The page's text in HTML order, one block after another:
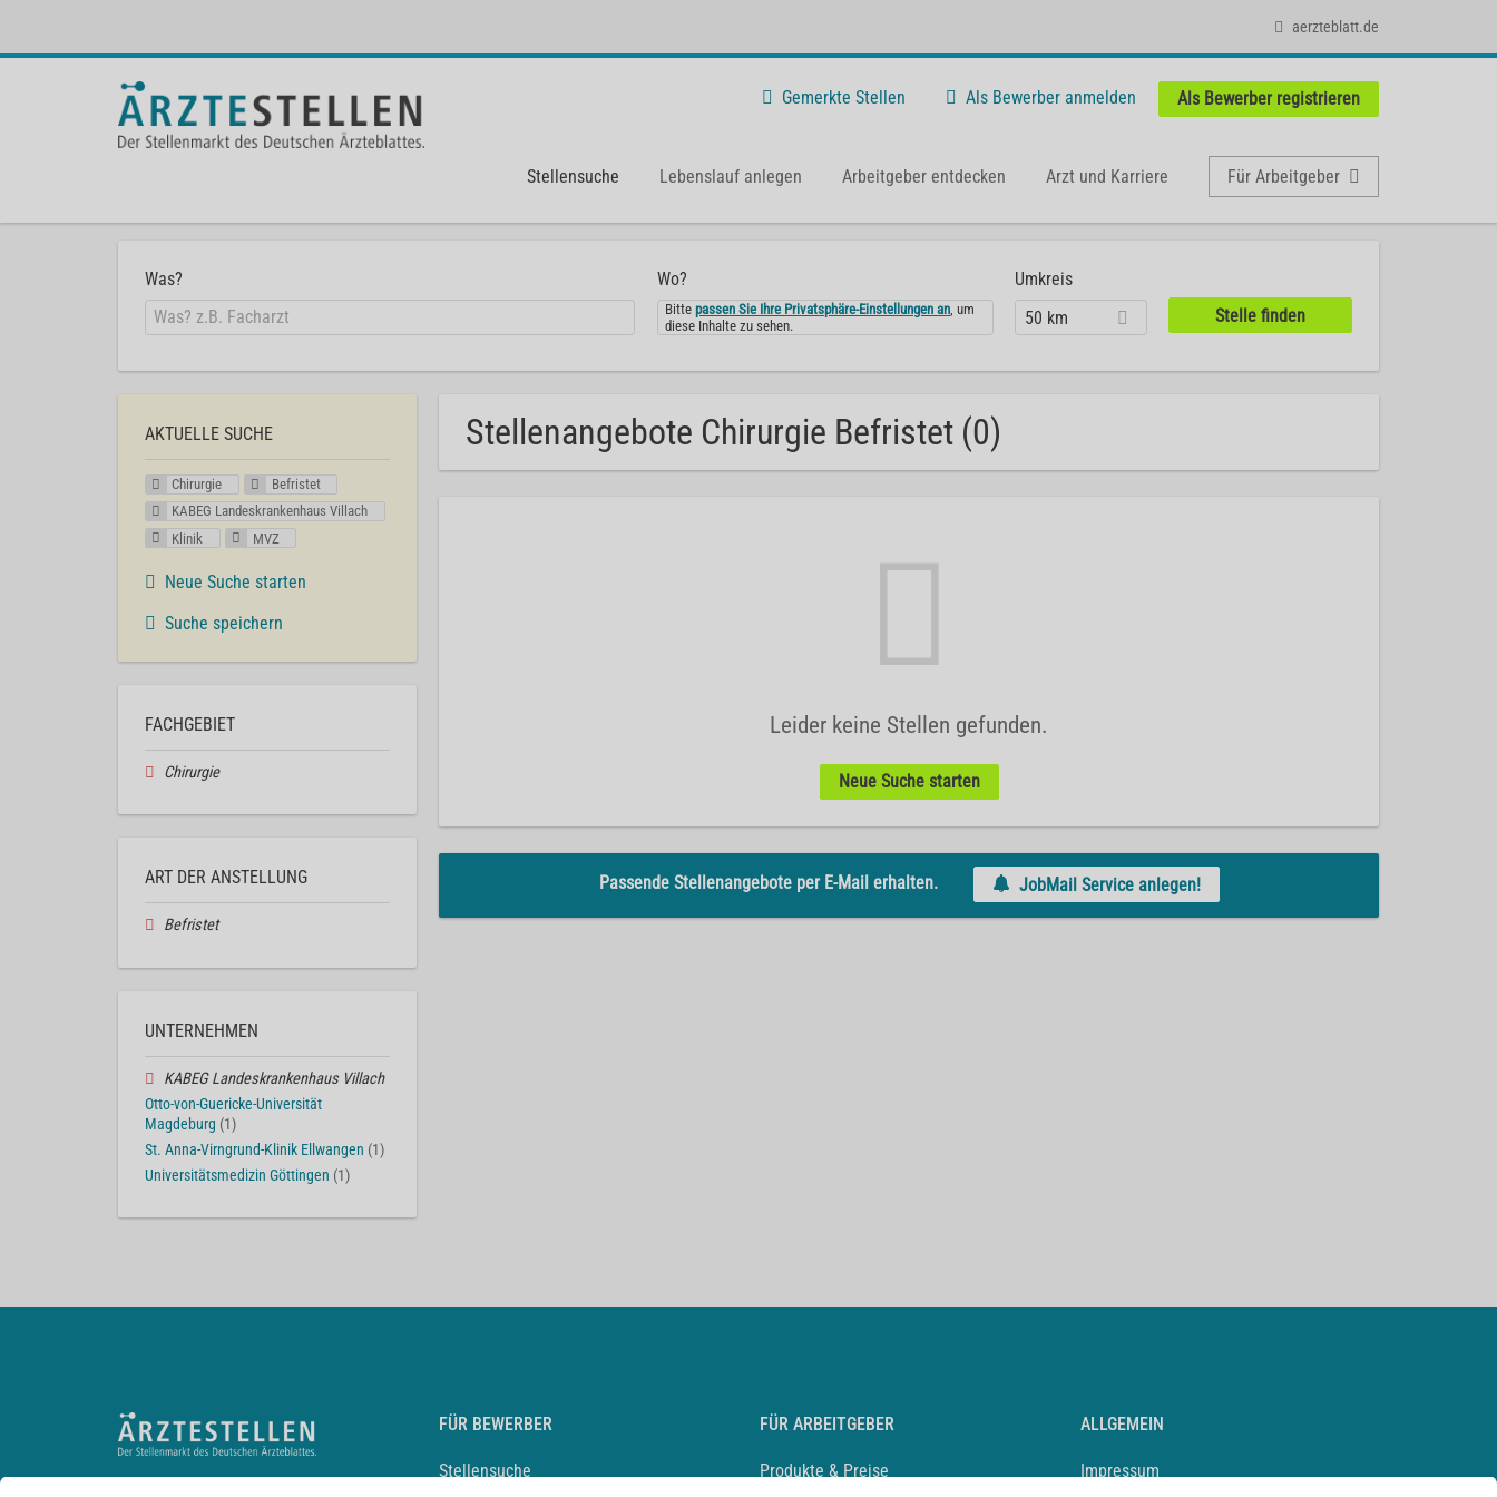
aerzteblatt.de
Gemerkte Stellen Als Bewerber anmelden Als Bewerber registrieren
Stellensuche Lebenslauf anlegen Arbeitgeber entdecken Arzt und Karriere Für Arbeitgeber
Was? Wo?
Bittepassen Sie Ihre Privatsphäre-Einstellungen an, um
diese Inhalte zu sehen.
Umkreis
50 km
Stellenangebote Chirurgie Befristet (0)
Leider keine Stellen gefunden.
Neue Suche starten
Passende Stellenangebote per E-Mail erhalten. JobMail Service anlegen!
AKTUELLE SUCHE
Chirurgie
Befristet
KABEG Landeskrankenhaus Villach
Klinik
MVZ
Neue Suche starten
Suche speichern
FACHGEBIET
Chirurgie
ART DER ANSTELLUNG
Befristet
UNTERNEHMEN
KABEG Landeskrankenhaus Villach
Otto-von-Guericke-Universität
Magdeburg (1)
St. Anna-Virngrund-Klinik Ellwangen (1)
Universitätsmedizin Göttingen (1)
FÜR BEWERBER
Stellensuche
FÜR ARBEITGEBER
Produkte & Preise
ALLGEMEIN
Impressum